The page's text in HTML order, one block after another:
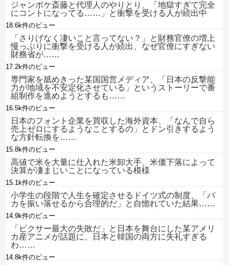
ジャンポケ斎藤と代理人のやりとり、「地獄すぎて完全
にコントになってる……」と衝撃を受ける人が続出中
18.6k件のビュー
「さりげなく凄いこと言ってない？」と財務官僚の増上
慢っぷりに衝撃を受ける人が続出、なぜ官僚にすぎない
財務省が……
17.2k件のビュー
専門家を舐めきった某国国営メディア、「日本の反撃能
力が地域を不安定化させている」というストーリーで番
組制作を進めようとするも……
16.5k件のビュー
日本のフォント企業を買収した海外資本、「なんで自ら
売上ゼロにするようなことするの」とドン引きするよう
な方針転換を……
15.8k件のビュー
高値で米を大量に仕入れた米卸大手、米価下落によって
決算が凄まじいことになっている模様
15.1k件のビュー
小学生の段階で人生を確定させるドイツ式の制度、「バ
カを振い落せるから合理的だ」と自惚れていた結果……
14.9k件のビュー
「ピクサー最大の失敗だ」と日本を舞台にした某アメリ
カ産アニメが話題に、日本と韓国の両方に失礼すぎる
わ……
14.8k件のビュー